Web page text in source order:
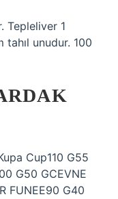
Tepleliver 1
unudur. 100
Cup110 G55
G50 GCEVNE
FUNEE90 G40